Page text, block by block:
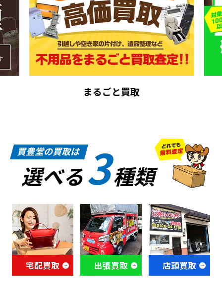
まるごと買取
買豊堂の買取は
選べる3種類
宅配買取 出張買取 店頭買取